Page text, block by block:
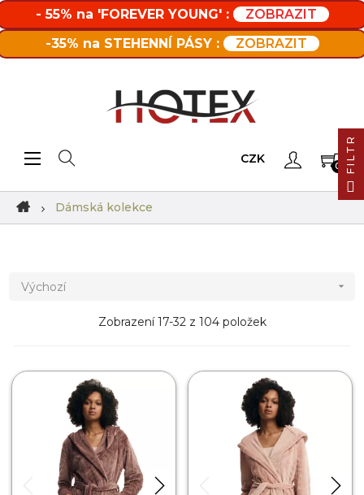
- 55% na 'FOREVER YOUNG' :
ZOBRAZIT
-35% na STEHENNÍ PÁSY :
ZOBRAZIT
Toggle navigation
☰ CZK
0
Dámská kolekce
Výchozí 
Zobrazení 17-32 z 104 položek
FILTR